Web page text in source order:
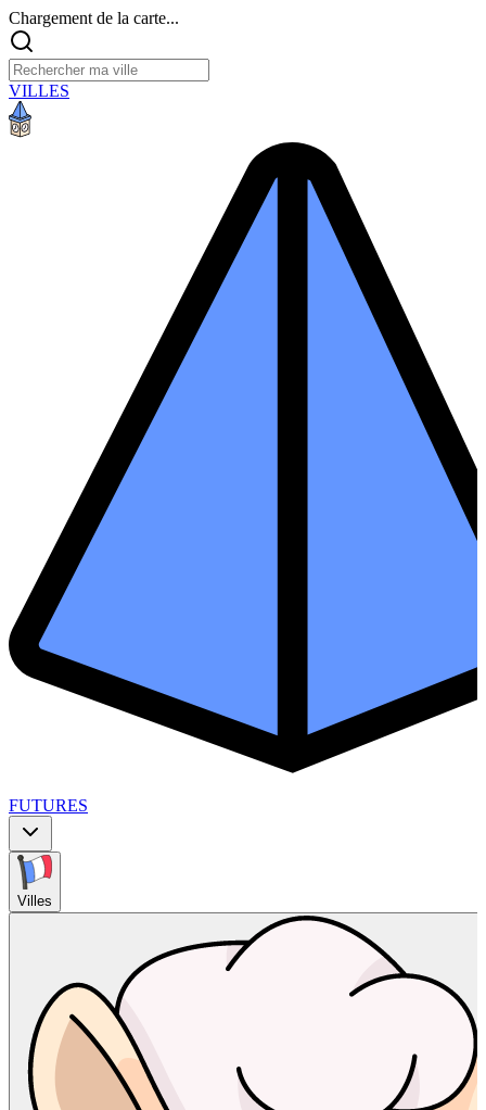
Chargement de la carte...
VILLES
FUTURES
Villes